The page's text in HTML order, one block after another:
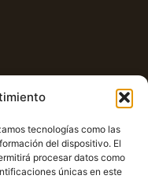
tecnologías como las
del dispositivo. El
procesar datos como
únicas en este